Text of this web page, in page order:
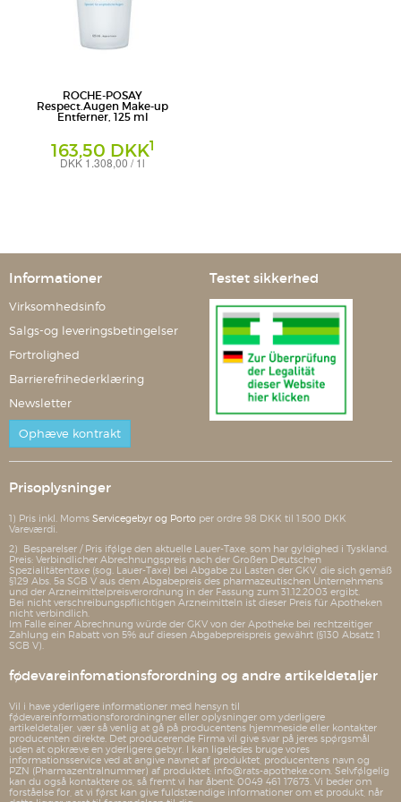
ROCHE-POSAY
Respect.Augen Make-up
Entferner, 125 ml
163,50 DKK1
DKK 1.308,00 / 1l
Informationer
Virksomhedsinfo
Salgs-og leveringsbetingelser
Fortrolighed
Barrierefrihederklæring
Newsletter
Ophæve kontrakt
Testet sikkerhed
Prisoplysninger
1) Pris inkl. Moms Servicegebyr og Porto per ordre 98 DKK til 1.500 DKK
Vareværdi.
2) Besparelser / Pris ifølge den aktuelle Lauer-Taxe, som har gyldighed i Tyskland.
Preis: Verbindlicher Abrechnungspreis nach der Großen Deutschen
Spezialitätentaxe (sog. Lauer-Taxe) bei Abgabe zu Lasten der GKV, die sich gemäß
§129 Abs. 5a SGB V aus dem Abgabepreis des pharmazeutischen Unternehmens
und der Arzneimittelpreisverordnung in der Fassung zum 31.12.2003 ergibt.
Bei nicht verschreibungspflichtigen Arzneimitteln ist dieser Preis für Apotheken
nicht verbindlich.
Im Falle einer Abrechnung würde der GKV von der Apotheke bei rechtzeitiger
Zahlung ein Rabatt von 5% auf diesen Abgabepreispreis gewährt (§130 Absatz 1
SGB V).
fødevareinfomationsforordning og andre artikeldetaljer
Vil i have yderligere informationer med hensyn til
fødevareinformationsforordningner eller oplysninger om yderligere
artikeldetaljer, vær så venlig at gå på producentens hjemmeside eller kontakter
producenten direkte. Det producerende Firma vil give svar på jeres spørgsmål
uden at opkræve en yderligere gebyr. I kan ligeledes bruge vores
informationsservice ved at angive navnet af produktet, producentens navn og
PZN (Pharmazentralnummer) af produktet: info@rats-apotheke.com. Selvfølgelig
kan du også kontaktere os, så fremt vi har åbent: 0049 461 17673. Vi beder om
forståelse for, at vi først kan give fuldstændige informationer om et produkt, når